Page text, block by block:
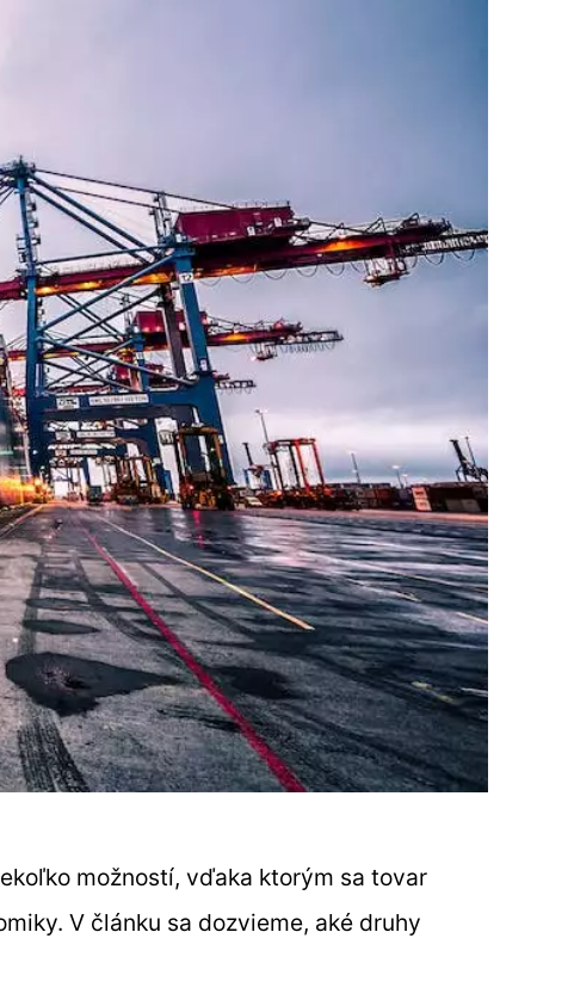
možností, vďaka ktorým sa tovar
V článku sa dozvieme, aké druhy